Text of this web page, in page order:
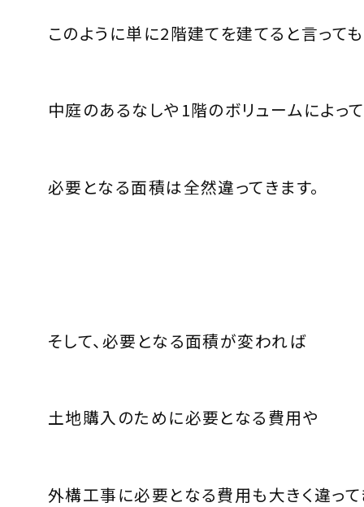
このように単に2階建てを建てると言っても
中庭のあるなしや1階のボリュームによって
必要となる面積は全然違ってきます。
そして、必要となる面積が変われば
土地購入のために必要となる費用や
外構工事に必要となる費用も大きく違って